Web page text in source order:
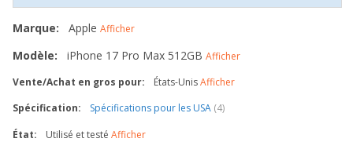
Marque: Apple Afficher
Modèle: iPhone 17 Pro Max 512GB Afficher
Vente/Achat en gros pour:
États-UnisAfficher
Spécification:
Spécifications pour les USA (4)
État:
Utilisé et testé Afficher